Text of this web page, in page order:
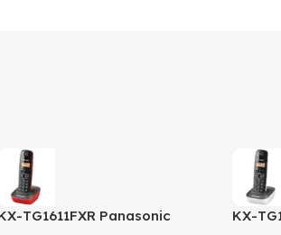
TG1611FXR Panasonic
KX-